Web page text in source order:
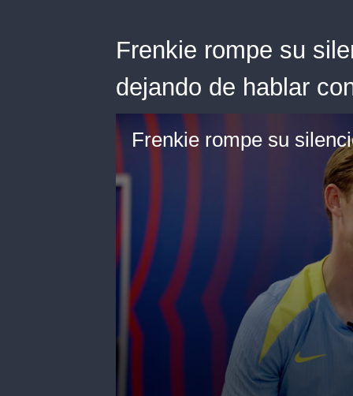
Frenkie rompe su
dejando de hablar